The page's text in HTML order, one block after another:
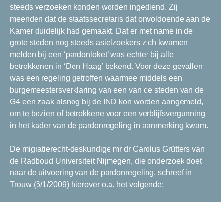
steeds verzoeken konden worden ingediend. Zij
meenden dat de staatssecretaris dat onvoldoende aan de
Kamer duidelijk had gemaakt. Dat er met name in de
grote steden nog steeds asielzoekers zich kwamen
melden bij een ‘pardonloket’ was echter bij alle
betrokkenen in ‘Den Haag’ bekend. Voor deze gevallen
was een regeling getroffen waarmee middels een
burgemeestersverklaring van een van de steden van de
G4 een zaak alsnog bij de IND kon worden aangemeld,
om te bezien of betrokkene voor een verblijfsvergunning
in het kader van de pardonregeling in aanmerking kwam.
De migratierecht-deskundige mr dr Carolus Grütters van
de Radboud Universiteit Nijmegen, die onderzoek doet
naar de uitvoering van de pardonregeling, schreef in
Trouw (6/1/2009) hierover o.a. het volgende: